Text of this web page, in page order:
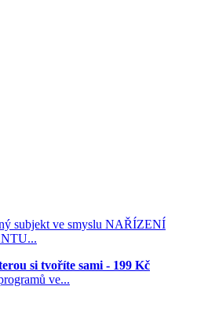
subjekt ve smyslu NAŘÍZENÍ
si tvoříte sami - 199 Kč
ve...